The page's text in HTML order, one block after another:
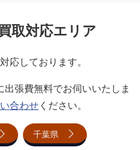
取対応エリア
応しております。
張費無料でお伺いいたしま
合わせください。
千葉県